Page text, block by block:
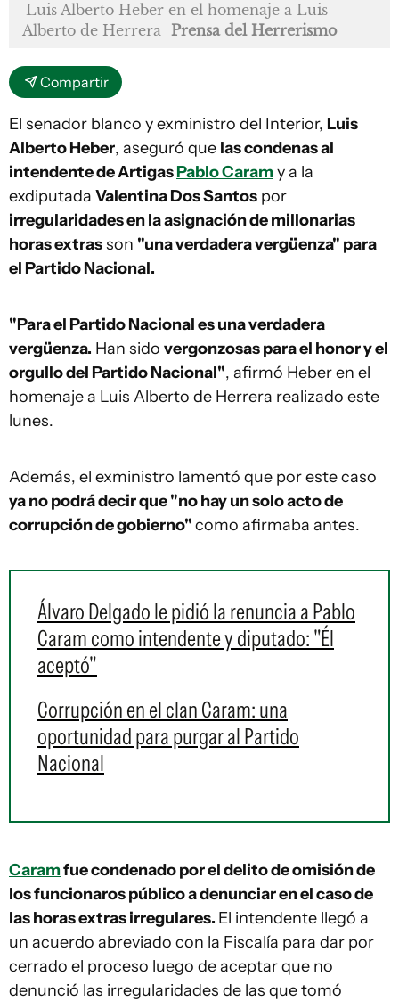
Luis Alberto Heber en el homenaje a Luis
Alberto de Herrera Prensa del Herrerismo
Compartir
El senador blanco y exministro del Interior, Luis
Alberto Heber, aseguró que las condenas al
intendente de ArtigasPablo Caramy a la
exdiputada Valentina Dos Santos por
irregularidades en la asignación de millonarias
horas extrasson "una verdadera vergüenza" para
el Partido Nacional.
"Para el Partido Nacional es una verdadera
vergüenza. Han sido vergonzosas para el honor y el
orgullo del Partido Nacional", afirmó Heber en el
homenaje a Luis Alberto de Herrera realizado este
lunes.
Además, el exministro lamentó que por este caso
ya no podrá decir que "no hay un solo acto de
corrupción de gobierno"como afirmaba antes.
Álvaro Delgado le pidió la renuncia a Pablo
Caram como intendente y diputado: "Él
aceptó"
Corrupción en el clan Caram: una
oportunidad para purgar al Partido
Nacional
Caramfue condenado por el delito de omisión de
los funcionaros público a denunciar en el caso de
las horas extras irregulares. El intendente llegó a
un acuerdo abreviado con la Fiscalía para dar por
cerrado el proceso luego de aceptar que no
denunció las irregularidades de las que tomó